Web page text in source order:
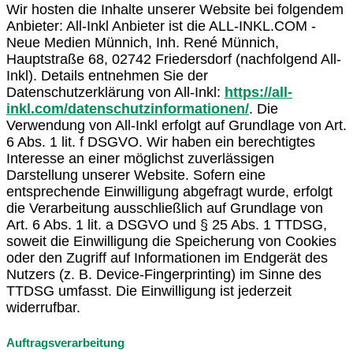
Wir hosten die Inhalte unserer Website bei folgendem
Anbieter: All-Inkl Anbieter ist die ALL-INKL.COM -
Neue Medien Münnich, Inh. René Münnich,
Hauptstraße 68, 02742 Friedersdorf (nachfolgend All-
Inkl). Details entnehmen Sie der
Datenschutzerklärung von All-Inkl: https://all-
inkl.com/datenschutzinformationen/. Die
Verwendung von All-Inkl erfolgt auf Grundlage von Art.
6 Abs. 1 lit. f DSGVO. Wir haben ein berechtigtes
Interesse an einer möglichst zuverlässigen
Darstellung unserer Website. Sofern eine
entsprechende Einwilligung abgefragt wurde, erfolgt
die Verarbeitung ausschließlich auf Grundlage von
Art. 6 Abs. 1 lit. a DSGVO und § 25 Abs. 1 TTDSG,
soweit die Einwilligung die Speicherung von Cookies
oder den Zugriff auf Informationen im Endgerät des
Nutzers (z. B. Device-Fingerprinting) im Sinne des
TTDSG umfasst. Die Einwilligung ist jederzeit
widerrufbar.
Auftragsverarbeitung